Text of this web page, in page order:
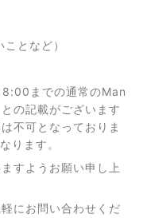
となど）
までの通常のMan
の記載がございます
不可となっておりま
ります。
すようお願い申し上
にお問い合わせくだ